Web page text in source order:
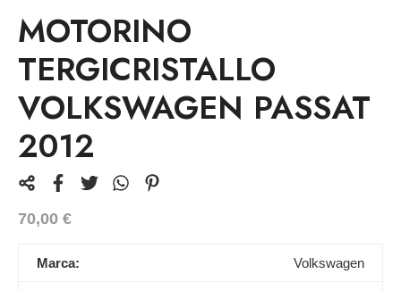
MOTORINO
TERGICRISTALLO
VOLKSWAGEN PASSAT
2012
70,00 €
Marca: Volkswagen